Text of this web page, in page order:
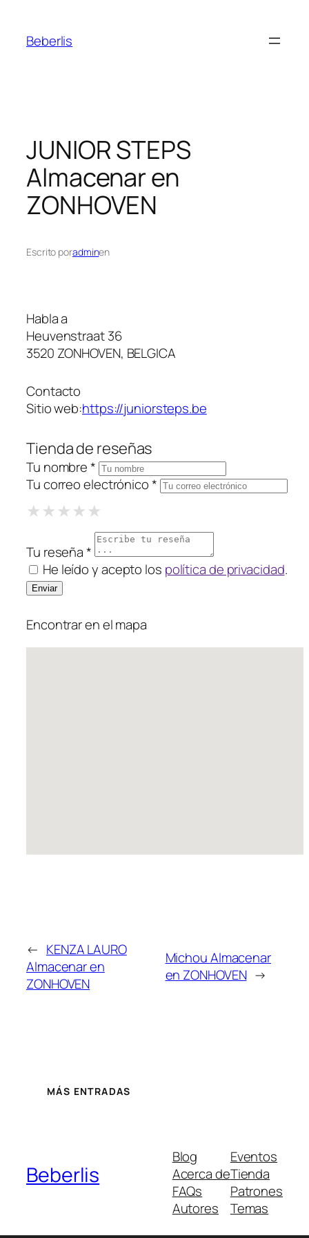
Beberlis
JUNIOR STEPS
Almacenar en
ZONHOVEN
Escrito poradminen
Habla a
Heuvenstraat 36
3520 ZONHOVEN, BELGICA
Contacto
Sitio web:https://juniorsteps.be
Tienda de reseñas
Tu nombre *
Tu correo electrónico *
★1 Star
★★2 Stars
★★★3 Stars
★★★★4 Stars
★★★★★
Tu reseña *
He leído y acepto los política de privacidad.
Encontrar en el mapa
← KENZA LAURO
Almacenar en
ZONHOVEN
MichouAlmacenar
en ZONHOVEN →
MÁS ENTRADAS
Beberlis
Blog
Acerca de
FAQs
Autores
Eventos
Tienda
Patrones
Temas